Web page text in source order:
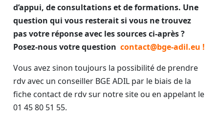
d’appui, de consultations et de formations. Une
question qui vous resterait si vous ne trouvez
pas votre réponse avec les sources ci-après ?
Posez-nous votre question contact@bge-adil.eu !
Vous avez sinon toujours la possibilité de prendre
rdv avec un conseiller BGE ADIL par le biais de la
fiche contact de rdv sur notre site ou en appelant le
01 45 80 51 55.